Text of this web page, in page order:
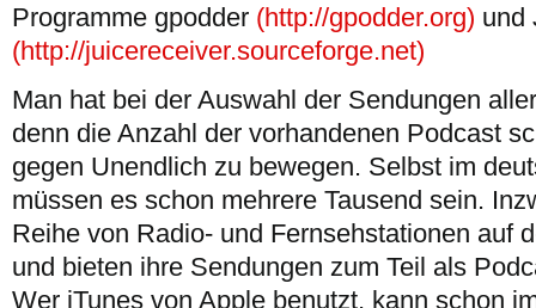
Programme gpodder (http://gpodder.org) und
(http://juicereceiver.sourceforge.net)
Man hat bei der Auswahl der Sendungen
denn die Anzahl der vorhandenen Podcast
gegen Unendlich zu bewegen. Selbst im
müssen es schon mehrere Tausend sein.
Reihe von Radio- und Fernsehstationen auf
und bieten ihre Sendungen zum Teil als
Wer iTunes von Apple benutzt, kann schon